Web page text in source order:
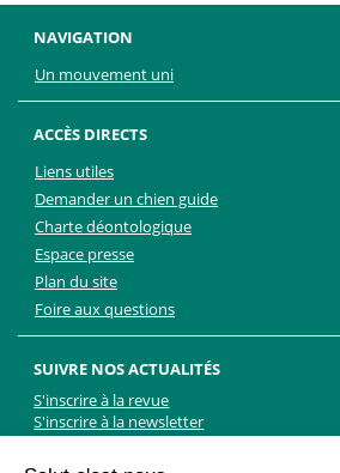
NAVIGATION
Un mouvement uni
ACCÈS DIRECTS
Liens utiles
Demander un chien guide
Charte déontologique
Espace presse
Plan du site
Foire aux questions
SUIVRE NOS ACTUALITÉS
S'inscrire à la revue
S'inscrire à la newsletter